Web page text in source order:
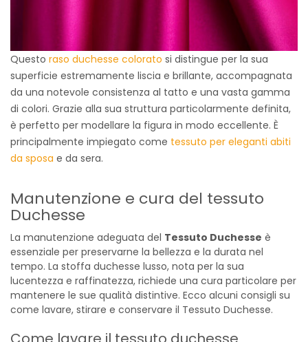
Questo raso duchesse colorato si distingue per la sua
superficie estremamente liscia e brillante, accompagnata
da una notevole consistenza al tatto e una vasta gamma
di colori. Grazie alla sua struttura particolarmente definita,
è perfetto per modellare la figura in modo eccellente. È
principalmente impiegato come tessuto per eleganti abiti
da sposa e da sera.
Manutenzione e cura del tessuto
Duchesse
La manutenzione adeguata del Tessuto Duchesse è
essenziale per preservarne la bellezza e la durata nel
tempo. La stoffa duchesse lusso, nota per la sua
lucentezza e raffinatezza, richiede una cura particolare per
mantenere le sue qualità distintive. Ecco alcuni consigli su
come lavare, stirare e conservare il Tessuto Duchesse.